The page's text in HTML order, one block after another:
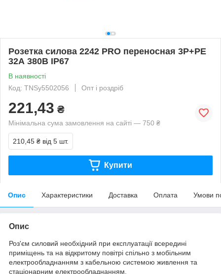
Розетка силова 2242 PRO переносная 3Р+PЕ
32А 380В IP67
В наявності
Код: TNSy5502056
Опт і роздріб
221,43 ₴
Мінімальна сума замовлення на сайті — 750 ₴
210,45 ₴ від 5 шт.
Купити
Опис Характеристики Доставка Оплата Умови
Опис
Роз'єм силовий необхідний при експлуатації всередині
приміщень та на відкритому повітрі спільно з мобільним
електрообладнанням з кабельною системою живлення та
стаціонарним електрообладнанням.